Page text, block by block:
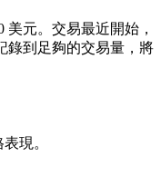
美元。交易最近開始，
錄到足夠的交易量，將
現。